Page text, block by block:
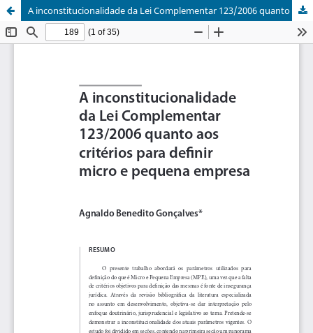
A inconstitucionalidade da Lei Complementar 123/2006 quanto aos critérios para definir micro e pequena empresa